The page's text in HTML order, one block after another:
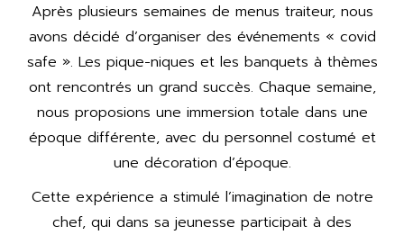
Après plusieurs semaines de menus traiteur, nous
avons décidé d’organiser des événements « covid
safe ». Les pique-niques et les banquets à thèmes
ont rencontrés un grand succès. Chaque semaine,
nous proposions une immersion totale dans une
époque différente, avec du personnel costumé et
une décoration d’époque.
Cette expérience a stimulé l’imagination de notre
chef, qui dans sa jeunesse participait à des